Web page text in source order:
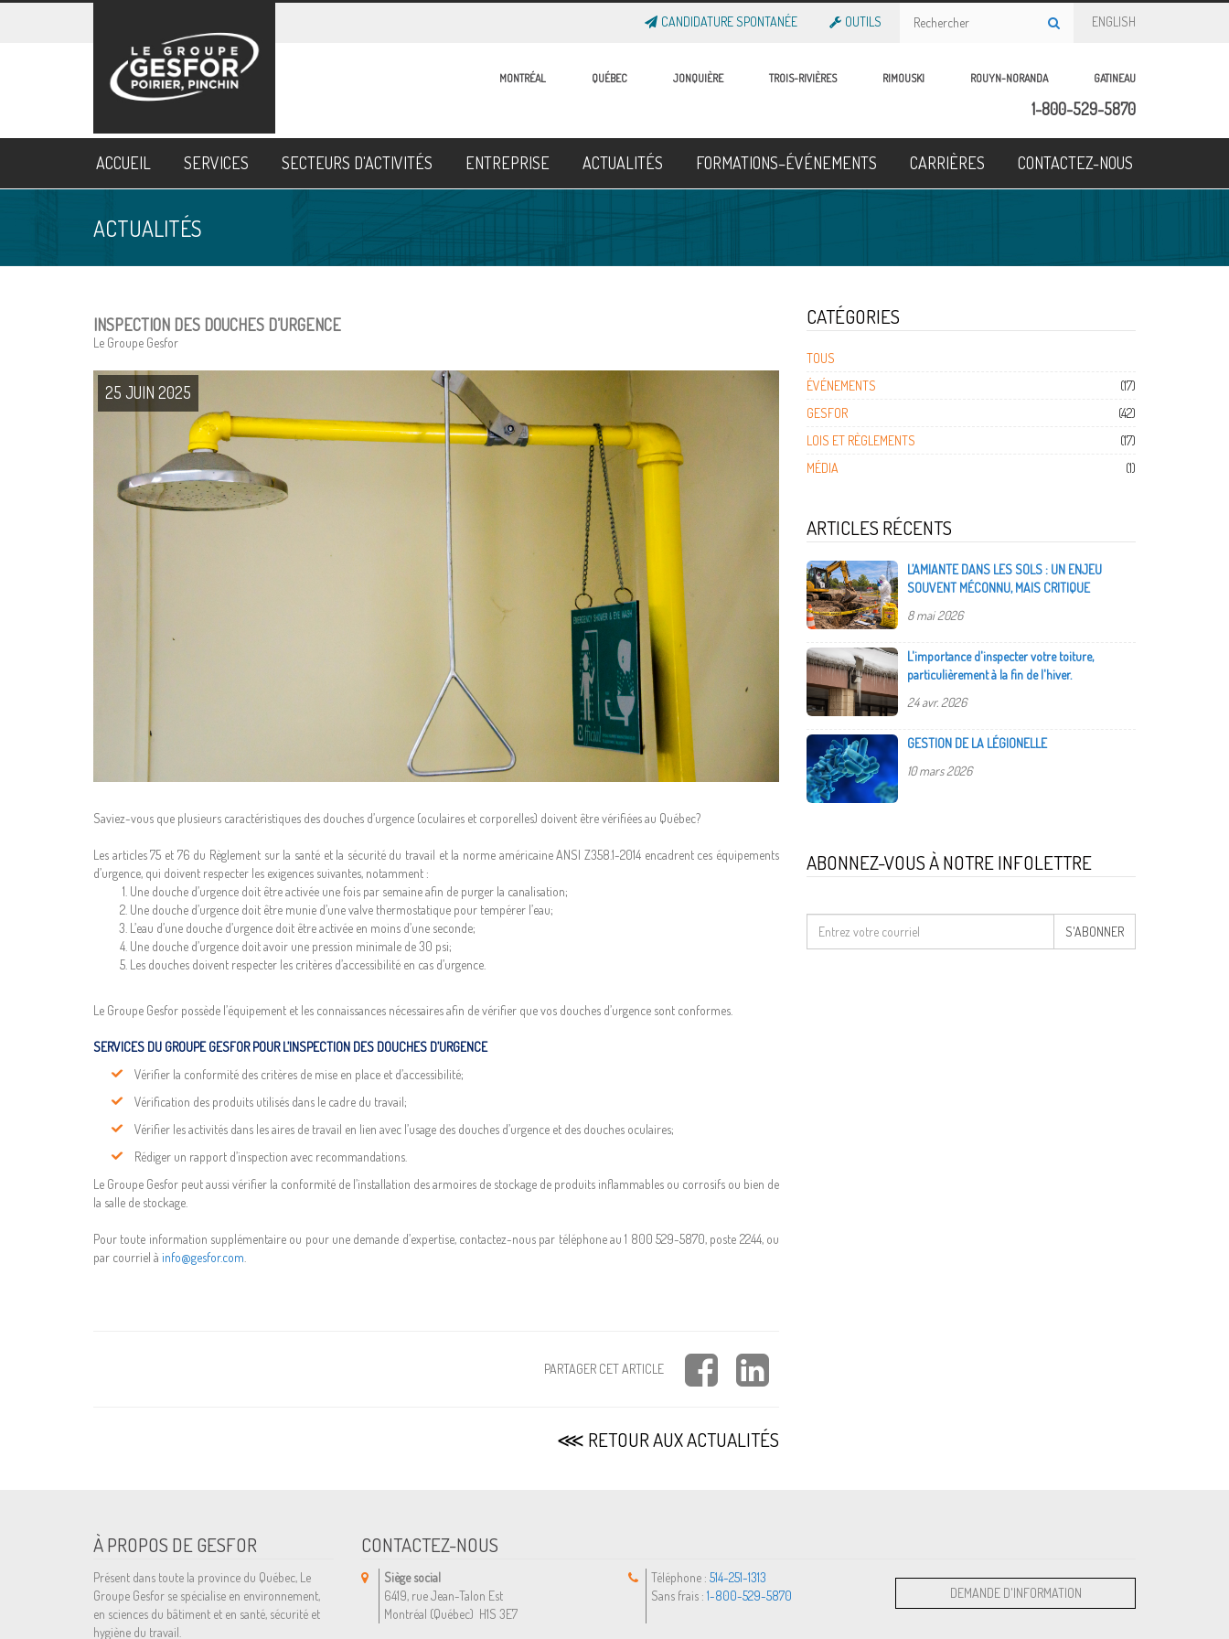
CANDIDATURE SPONTANÉE OUTILS ENGLISH
GATINEAU
ROUYN-NORANDA
RIMOUSKI
TROIS-RIVIÈRES
JONQUIÈRE
QUÉBEC
MONTRÉAL
1-800-529-5870
ACCUEIL SERVICES SECTEURS D'ACTIVITÉS ENTREPRISE ACTUALITÉS FORMATIONS–ÉVÉNEMENTS CARRIÈRES CONTACTEZ-NOUS
ACTUALITÉS
INSPECTION DES DOUCHES D’URGENCE
Le Groupe Gesfor
25 JUIN 2025
Saviez-vous que plusieurs caractéristiques des douches d’urgence (oculaires et corporelles) doivent être vérifiées au Québec?
Les articles 75 et 76 du Règlement sur la santé et la sécurité du travail et la norme américaine ANSI Z358.1-2014 encadrent ces équipements
d’urgence, qui doivent respecter les exigences suivantes, notamment :
Une douche d’urgence doit être activée une fois par semaine afin de purger la canalisation;
Une douche d’urgence doit être munie d’une valve thermostatique pour tempérer l’eau;
L’eau d’une douche d’urgence doit être activée en moins d’une seconde;
Une douche d’urgence doit avoir une pression minimale de 30 psi;
Les douches doivent respecter les critères d’accessibilité en cas d’urgence.
Le Groupe Gesfor possède l’équipement et les connaissances nécessaires afin de vérifier que vos douches d’urgence sont conformes.
SERVICES DU GROUPE GESFOR POUR L’INSPECTION DES DOUCHES D’URGENCE
Vérifier la conformité des critères de mise en place et d’accessibilité;
Vérification des produits utilisés dans le cadre du travail;
Vérifier les activités dans les aires de travail en lien avec l’usage des douches d’urgence et des douches oculaires;
Rédiger un rapport d’inspection avec recommandations.
Le Groupe Gesfor peut aussi vérifier la conformité de l’installation des armoires de stockage de produits inflammables ou corrosifs ou bien de
la salle de stockage.
Pour toute information supplémentaire ou pour une demande d’expertise, contactez-nous par téléphone au 1 800 529-5870, poste 2244, ou
par courriel à info@gesfor.com
PARTAGER CET ARTICLE
⋘ RETOUR AUX ACTUALITÉS
CATÉGORIES
TOUS
ÉVÉNEMENTS
(17)
GESFOR
(42)
LOIS ET RÈGLEMENTS
(17)
MÉDIA
(1)
ARTICLES RÉCENTS
L’AMIANTE DANS LES SOLS : UN ENJEU
SOUVENT MÉCONNU, MAIS CRITIQUE
8 mai 2026
L'importance d'inspecter votre toiture,
particulièrement à la fin de l'hiver.
24 avr. 2026
GESTION DE LA LÉGIONELLE
10 mars 2026
ABONNEZ-VOUS À NOTRE INFOLETTRE
CONTACTEZ-NOUS
Siège social
6419, rue Jean-Talon Est
Montréal (Québec) H1S 3E7
Téléphone : 514-251-1313
Sans frais : 1-800-529-5870
À PROPOS DE GESFOR
Présent dans toute la province du Québec, Le
Groupe Gesfor se spécialise en environnement,
en sciences du bâtiment et en santé, sécurité et
hygiène du travail.